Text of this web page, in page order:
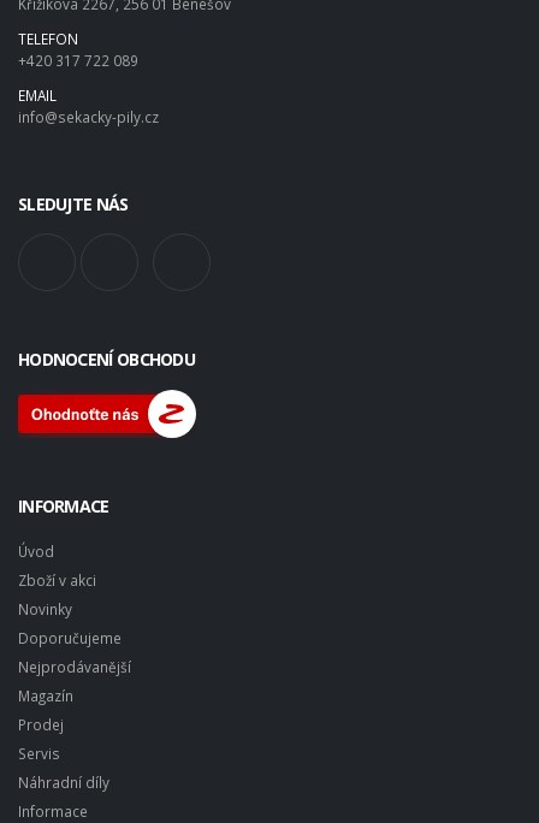
TELEFON
+420 317 722 089
EMAIL
info@sekacky-pily.cz
SLEDUJTE NÁS
HODNOCENÍ OBCHODU
INFORMACE
Úvod
Zboží v akci
Novinky
Doporučujeme
Nejprodávanější
Magazín
Prodej
Servis
Náhradní díly
Informace